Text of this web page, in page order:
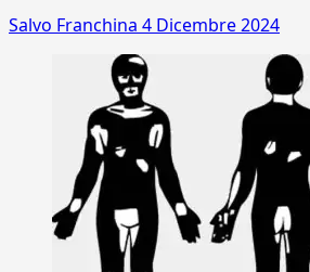
Salvo Franchina 4 Dicembre 2024